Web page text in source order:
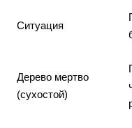
Ситуация
Дерево мертво
(сухостой)